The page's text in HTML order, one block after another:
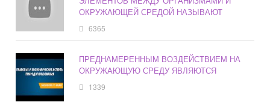
ОКРУЖАЮЩЕЙ СРЕДОЙ НАЗЫВАЮТ
6365
ПРЕДНАМЕРЕННЫМ ВОЗДЕЙСТВИЕМ НА
ОКРУЖАЮЩУЮ СРЕДУ ЯВЛЯЮТСЯ
1339